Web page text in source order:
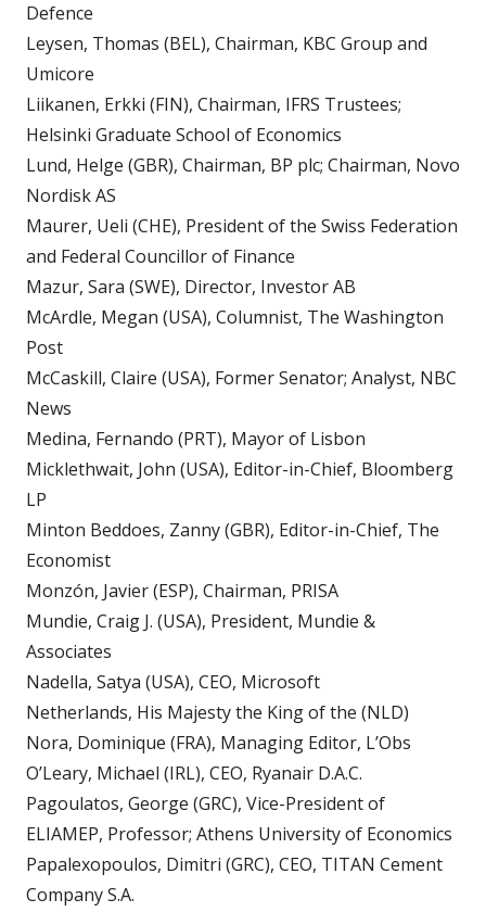
Defence
Leysen, Thomas (BEL), Chairman, KBC Group and
Umicore
Liikanen, Erkki (FIN), Chairman, IFRS Trustees;
Helsinki Graduate School of Economics
Lund, Helge (GBR), Chairman, BP plc; Chairman, Novo
Nordisk AS
Maurer, Ueli (CHE), President of the Swiss Federation
and Federal Councillor of Finance
Mazur, Sara (SWE), Director, Investor AB
McArdle, Megan (USA), Columnist, The Washington
Post
McCaskill, Claire (USA), Former Senator; Analyst, NBC
News
Medina, Fernando (PRT), Mayor of Lisbon
Micklethwait, John (USA), Editor-in-Chief, Bloomberg
LP
Minton Beddoes, Zanny (GBR), Editor-in-Chief, The
Economist
Monzón, Javier (ESP), Chairman, PRISA
Mundie, Craig J. (USA), President, Mundie &
Associates
Nadella, Satya (USA), CEO, Microsoft
Netherlands, His Majesty the King of the (NLD)
Nora, Dominique (FRA), Managing Editor, L’Obs
O’Leary, Michael (IRL), CEO, Ryanair D.A.C.
Pagoulatos, George (GRC), Vice-President of
ELIAMEP, Professor; Athens University of Economics
Papalexopoulos, Dimitri (GRC), CEO, TITAN Cement
Company S.A.